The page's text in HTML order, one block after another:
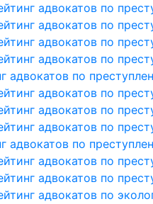
адвокатов по
адвокатов по
адвокатов по
адвокатов по
адвокатов по
адвокатов по
адвокатов по
адвокатов по
адвокатов по
адвокатов по
адвокатов по
адвокатов по